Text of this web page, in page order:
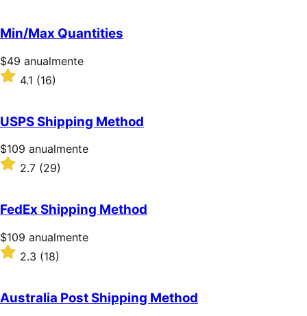
5
estrellas
Min/Max Quantities
Precio:
$49/anualmente
$49 anualmente
Valoración:
4.1
5
estrellas
4.1 (16)
USPS Shipping Method
Precio:
$109/anualmente
$109 anualmente
Valoración:
5
estrellas
2.7 (29)
FedEx Shipping Method
Precio:
$109/anualmente
$109 anualmente
Valoración:
2.3
5
estrellas
2.3 (18)
Australia Post Shipping Method